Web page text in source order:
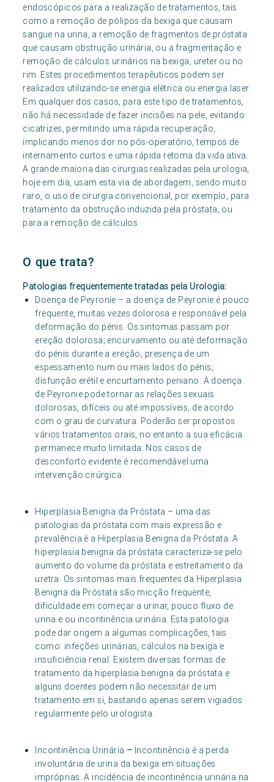
endoscópicos para a realização de tratamentos, tais
como a remoção de pólipos da bexiga que causam
sangue na urina, a remoção de fragmentos de próstata
que causam obstrução urinária, ou a fragmentação e
remoção de cálculos urinários na bexiga, ureter ou no
rim. Estes procedimentos terapêuticos podem ser
realizados utilizando-se energia elétrica ou energia laser.
Em qualquer dos casos, para este tipo de tratamentos,
não há necessidade de fazer incisões na pele, evitando
cicatrizes, permitindo uma rápida recuperação,
implicando menos dor no pós-operatório, tempos de
internamento curtos e uma rápida retoma da vida ativa.
A grande maioria das cirurgias realizadas pela urologia,
hoje em dia, usam esta via de abordagem, sendo muito
raro, o uso de cirurgia convencional, por exemplo, para
tratamento da obstrução induzida pela próstata, ou
para a remoção de cálculos.
O que trata?
Patologias frequentemente tratadas pela Urologia:
Doença de Peyronie – a doença de Peyronie é pouco
frequente, muitas vezes dolorosa e responsável pela
deformação do pénis. Os sintomas passam por:
ereção dolorosa; encurvamento ou até deformação
do pénis durante a ereção; presença de um
espessamento num ou mais lados do pénis;
disfunção erétil e encurtamento peniano. A doença
de Peyronie pode tornar as relações sexuais
dolorosas, difíceis ou até impossíveis, de acordo
com o grau de curvatura. Poderão ser propostos
vários tratamentos orais, no entanto a sua eficácia
permanece muito limitada. Nos casos de
desconforto evidente é recomendável uma
intervenção cirúrgica.
Hiperplasia Benigna da Próstata – uma das
patologias da próstata com mais expressão e
prevalência é a Hiperplasia Benigna da Próstata. A
hiperplasia benigna da próstata caracteriza-se pelo
aumento do volume da próstata e estreitamento da
uretra. Os sintomas mais frequentes da Hiperplasia
Benigna da Próstata são micção frequente,
dificuldade em começar a urinar, pouco fluxo de
urina e ou incontinência urinária. Esta patologia
pode dar origem a algumas complicações, tais
como: infeções urinárias, cálculos na bexiga e
insuficiência renal. Existem diversas formas de
tratamento da hiperplasia benigna da próstata e
alguns doentes podem não necessitar de um
tratamento em si, bastando apenas serem vigiados
regularmente pelo urologista.
Incontinência Urinária – Incontinência é a perda
involuntária de urina da bexiga em situações
impróprias. A incidência de incontinência urinária na